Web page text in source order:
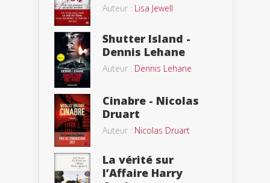
Auteur : Lisa Jewell
Shutter Island -
Dennis Lehane
Auteur : Dennis Lehane
Cinabre - Nicolas
Druart
Auteur : Nicolas Druart
La vérité sur
l’Affaire Harry